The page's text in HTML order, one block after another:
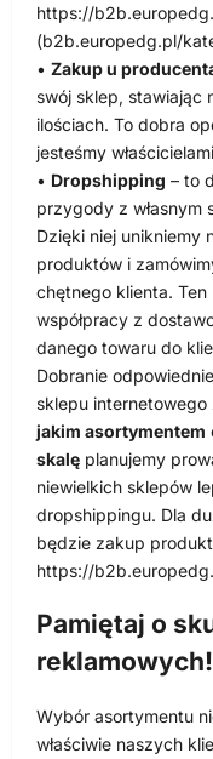
https://
(b2b.europedg.pl/
• Zakup u
swój sklep, stawiając
ilościach. To dobra
jesteśmy
• Dropshipping – to
przygody z własnym
Dzięki niej unikniemy
produktów i
chętnego klienta. Ten
współpracy z
danego towaru do
Dobranie
sklepu
jakim asortymentem
skalę planujemy
niewielkich sklepów
dropshippingu. Dla
będzie zakup
https://
Pamiętaj o
reklamowych!
Wybór asortymentu
właściwie naszych